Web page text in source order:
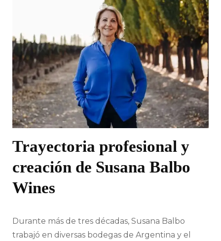
Trayectoria profesional y
creación de Susana Balbo
Wines
Durante más de tres décadas, Susana Balbo
trabajó en diversas bodegas de Argentina y el